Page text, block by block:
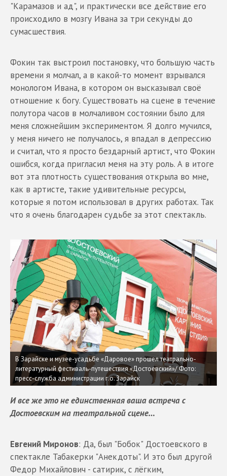
"Карамазов и ад", и практически все действие его
происходило в мозгу Ивана за три секунды до
сумасшествия.
Фокин так выстроил постановку, что большую часть
времени я молчал, а в какой-то момент взрывался
монологом Ивана, в котором он высказывал своё
отношение к богу. Существовать на сцене в течение
полутора часов в молчаливом состоянии было для
меня сложнейшим экспериментом. Я долго мучился,
у меня ничего не получалось, я впадал в депрессию
и считал, что я просто бездарный артист, что Фокин
ошибся, когда пригласил меня на эту роль. А в итоге
вот эта плотность существования открыла во мне,
как в артисте, такие удивительные ресурсы,
которые я потом использовал в других работах. Так
что я очень благодарен судьбе за этот спектакль.
В Зарайске и музее-усадьбе «Даровое» прошел театрально-
литературный фестиваль-путешествия «Достоевский»/ Фото:
пресс-служба администрации г.о. Зарайск
И все же это не единственная ваша встреча с
Достоевским на театральной сцене…
Евгений Миронов: Да, был "Бобок" Достоевского в
спектакле Табакерки "Анекдоты". И это был другой
Федор Михайлович - сатирик, с лёгким,